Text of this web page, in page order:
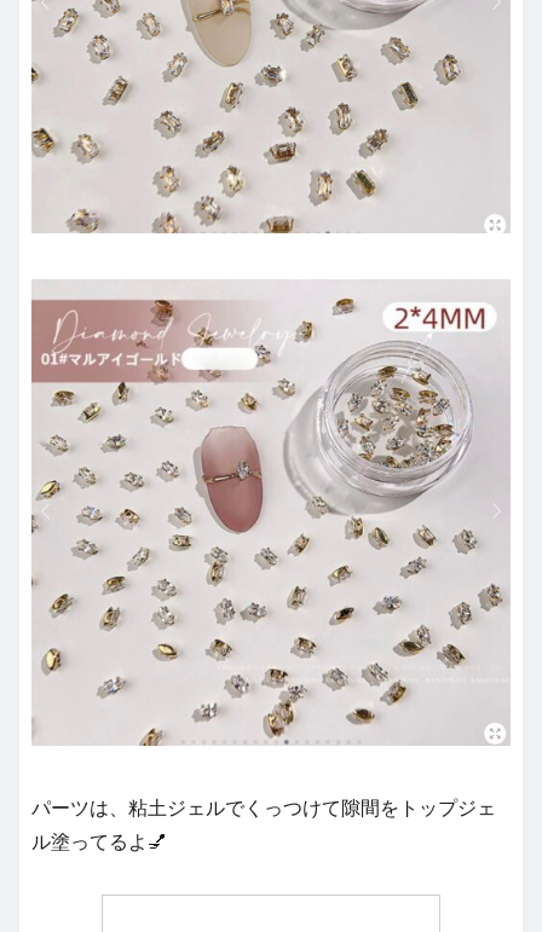
パーツは、粘土ジェルでくっつけて隙間をトップジェ
ル塗ってるよ💅